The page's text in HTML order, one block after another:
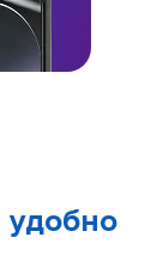
удобно